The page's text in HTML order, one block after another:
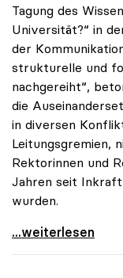
Tagung des
Universität?“ in
der
strukturelle und
nachgereiht“,
die
in diversen
Leitungsgremien,
Rektorinnen und
Jahren seit
wurden.
Schmidinger:
...weiterlesen